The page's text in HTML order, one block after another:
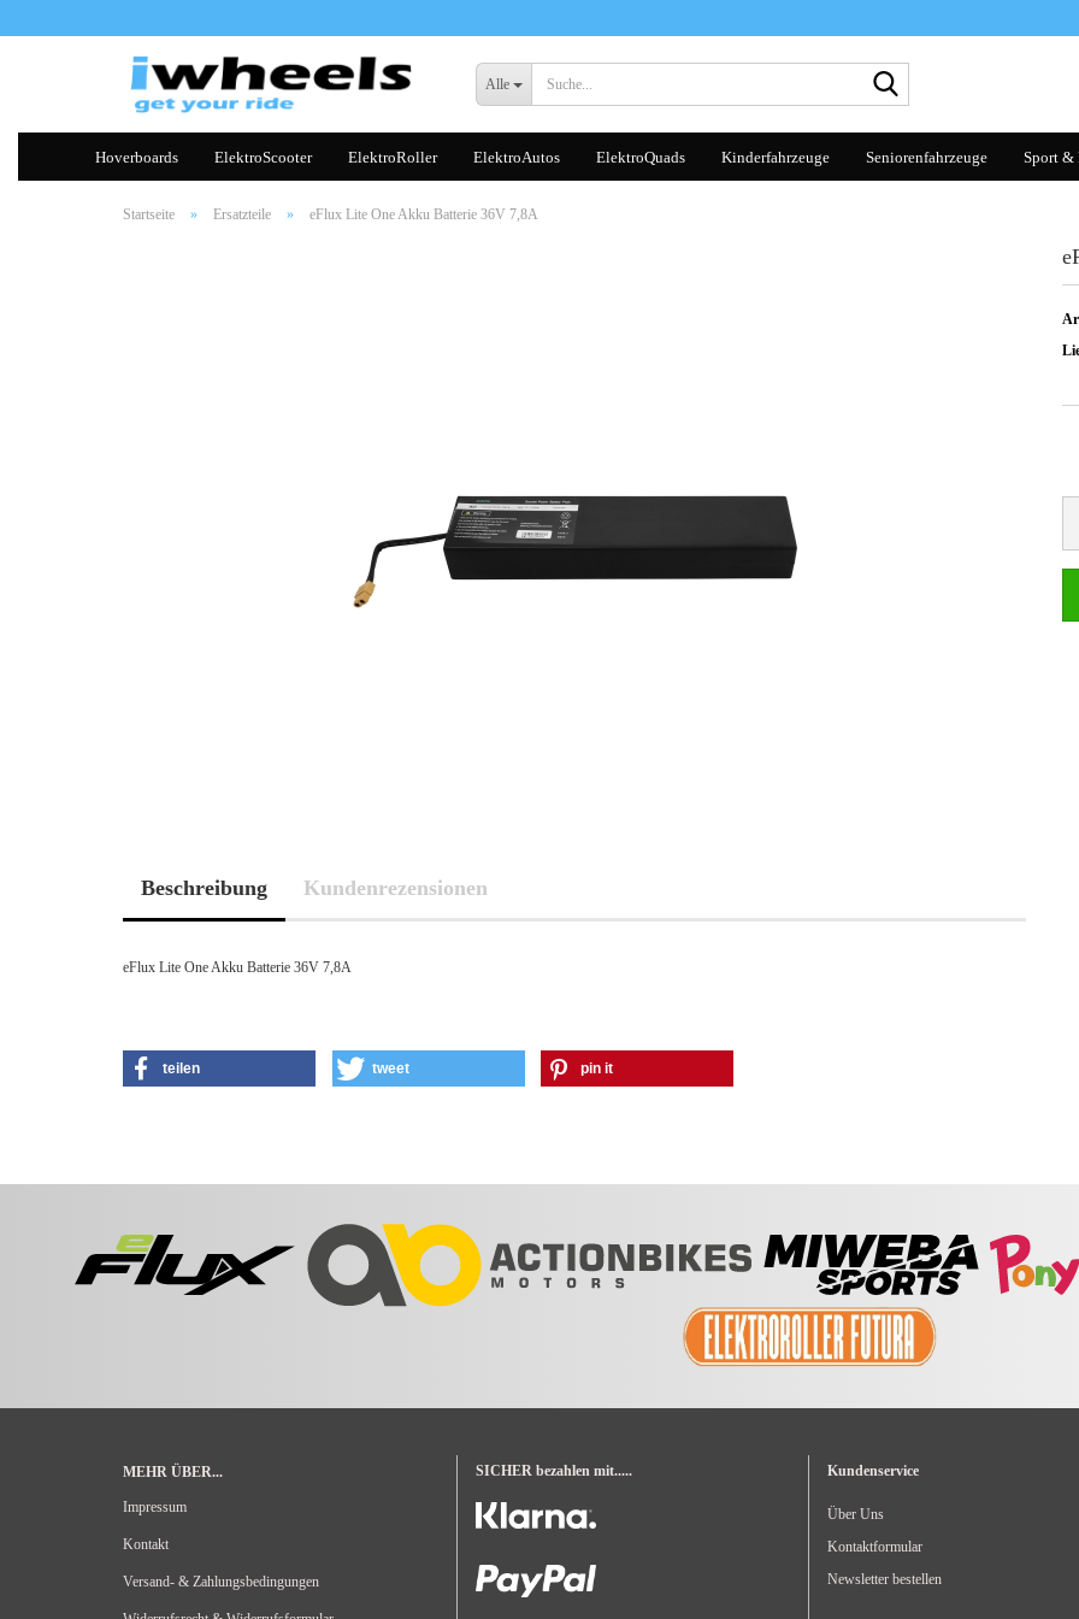
Alle
Hoverboards ElektroScooter ElektroRoller ElektroAutos ElektroQuads Kinderfahrzeuge Seniorenfahrzeuge Sport &
Startseite » Ersatzteile » eFlux Lite One Akku Batterie 36V 7,8A
Beschreibung Kundenrezensionen
eFlux Lite One Akku Batterie 36V 7,8A
teilen tweet pin it
MEHR ÜBER...
Impressum
Kontakt
Versand- & Zahlungsbedingungen
SICHER bezahlen mit..... Kundenservice
Über Uns
Kontaktformular
Newsletter bestellen